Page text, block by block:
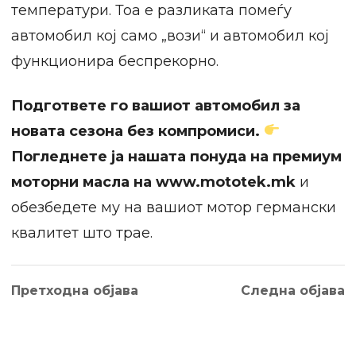
температури. Тоа е разликата помеѓу
автомобил кој само „вози“ и автомобил кој
функционира беспрекорно.
Подгответе го вашиот автомобил за
новата сезона без компромиси.
Погледнете ја нашата понуда на премиум
моторни масла на www.mototek.mk и
обезбедете му на вашиот мотор германски
квалитет што трае.
Претходна објава Следна објава